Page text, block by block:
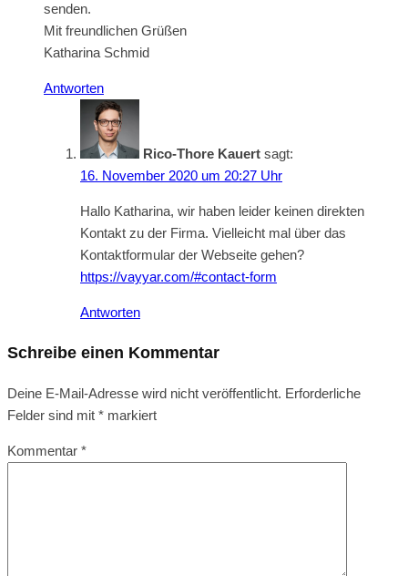
senden.
Mit freundlichen Grüßen
Katharina Schmid
Antworten
Rico-Thore Kauert sagt:
16. November 2020 um 20:27 Uhr
Hallo Katharina, wir haben leider keinen direkten
Kontakt zu der Firma. Vielleicht mal über das
Kontaktformular der Webseite gehen?
https://vayyar.com/#contact-form
Antworten
Schreibe einen Kommentar
Deine E-Mail-Adresse wird nicht veröffentlicht. Erforderliche
Felder sind mit * markiert
Kommentar *